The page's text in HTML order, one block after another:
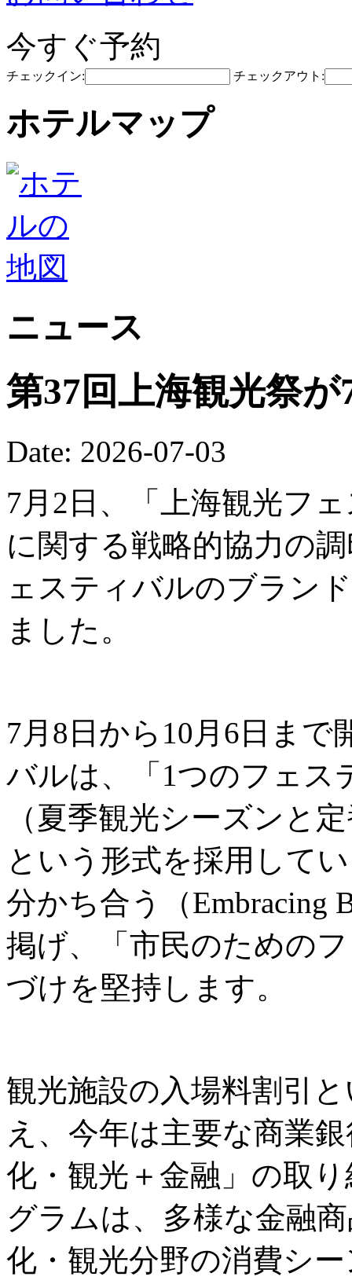
今すぐ予約
チェックイン: チェックアウト:
ホテルマップ
ニュース
第37回上海観光祭
Date: 2026-07-03
7月2日、「上海観光フ
に関する戦略的協力の
ェスティバルのブラン
ました。
7月8日から10月6日ま
バルは、「1つのフェス
（夏季観光シーズンと
という形式を採用して
分かち合う（Embracing
掲げ、「市民のための
づけを堅持します。
観光施設の入場料割引
え、今年は主要な商業
化・観光＋金融」の取
グラムは、多様な金融
化・観光分野の消費シ